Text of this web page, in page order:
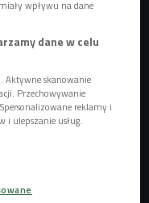
album "Virus" –
– gitary, wokal;
"Afgan" Gąsior
bas.
warci uwagi.
wpływu na dane
dane w celu
Aktywne skanowanie
Przechowywanie
reklamy i
i ulepszanie usług.